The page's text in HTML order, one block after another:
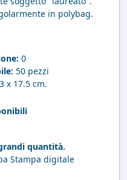
in polybag.
0
50 pezzi
x 17.5 cm.
quantità.
Stampa digitale